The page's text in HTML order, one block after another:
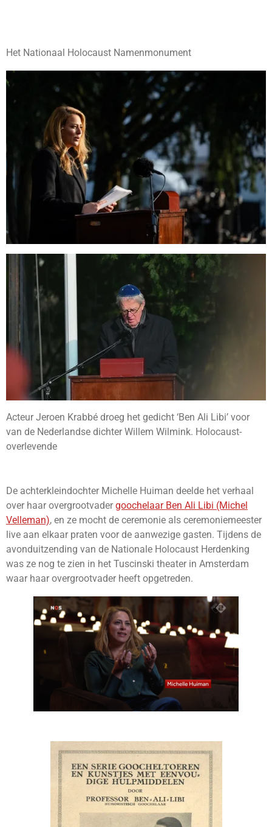
Het Nationaal Holocaust Namenmonument
Acteur Jeroen Krabbé droeg het gedicht ‘Ben Ali Libi’ voor
van de Nederlandse dichter Willem Wilmink. Holocaust-
overlevende
De achterkleindochter Michelle Huiman deelde het verhaal
over haar overgrootvadergoochelaar Ben Ali Libi (Michel
Velleman), en ze mocht de ceremonie als ceremoniemeester
live aan elkaar praten voor de aanwezige gasten. Tijdens de
avonduitzending van de Nationale Holocaust Herdenking
was ze nog te zien in het Tuscinski theater in Amsterdam
waar haar overgrootvader heeft opgetreden.